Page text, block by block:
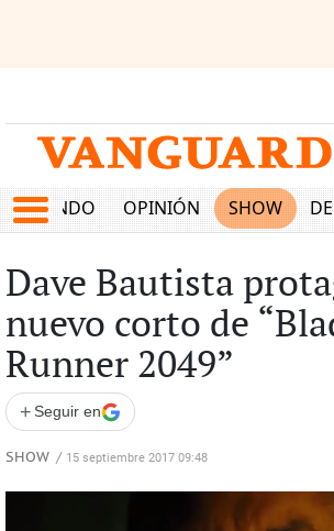
MUNDO OPINIÓN SHOW
Dave Bautista
nuevo corto de
Runner 2049”
+ Seguir en
SHOW / 15 septiembre 2017 09:48